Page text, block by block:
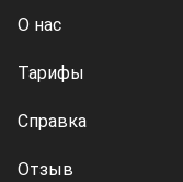
О нас
Тарифы
Справка
Отзыв